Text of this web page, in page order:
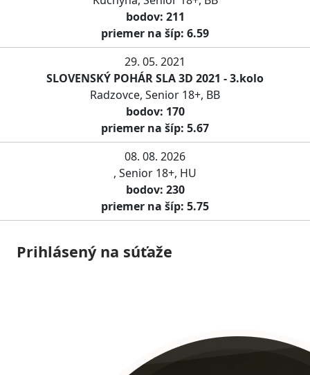
bodov: 211
priemer na šíp: 6.59
29. 05. 2021
SLOVENSKÝ POHÁR SLA 3D 2021 - 3.kolo
Radzovce, Senior 18+, BB
bodov: 170
priemer na šíp: 5.67
08. 08. 2026
, Senior 18+, HU
bodov: 230
priemer na šíp: 5.75
Prihlásený na súťaže